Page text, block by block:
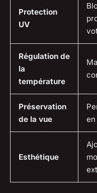
Protection
UV
Régulation de
la
température
Préservation
de la vue
Esthétique